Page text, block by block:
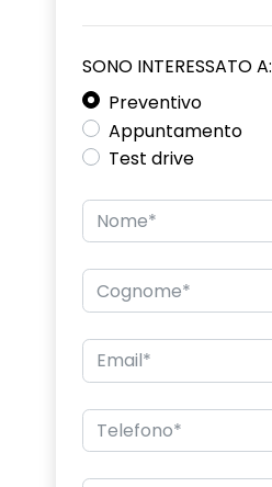
SONO INTERESSATO A:
Preventivo
Appuntamento
Test drive